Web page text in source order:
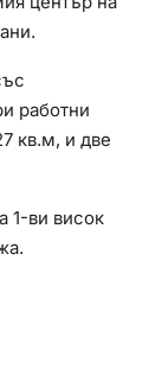
работни
кв.м, и две
ви висок